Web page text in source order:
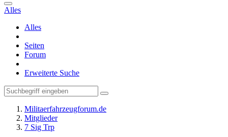
Alles
Alles
Seiten
Forum
Erweiterte Suche
Militaerfahrzeugforum.de
Mitglieder
7 Sig Trp